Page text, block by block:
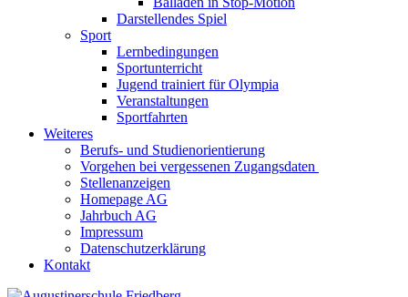
Darstellendes Spiel
Sport
Lernbedingungen
Sportunterricht
Jugend trainiert für Olympia
Veranstaltungen
Sportfahrten
Weiteres
Berufs- und Studienorientierung
Vorgehen bei vergessenen Zugangsdaten
Stellenanzeigen
Homepage AG
Jahrbuch AG
Impressum
Datenschutzerklärung
Kontakt